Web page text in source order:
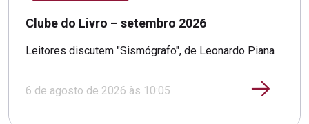
Clube do Livro – setembro 2026
Leitores discutem "Sismógrafo", de Leonardo Piana
6 de agosto de 2026 às 10:05